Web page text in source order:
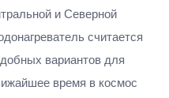
и Северной
считается
вариантов для
время в космос